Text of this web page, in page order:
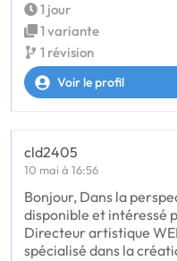
1 jour
1 variante
1 révision
Voir le profil
cld2405
10 mai à 16:56
Bonjour, Dans la
disponible et
Directeur artistique
spécialisé dans la